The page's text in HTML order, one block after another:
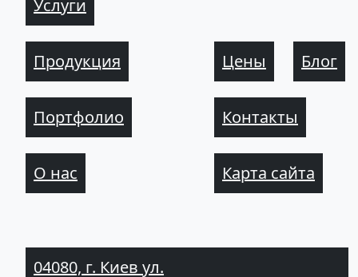
Услуги
Продукция
Портфолио
О нас
Цены Блог
Контакты
Карта сайта
04080, г. Киев ул.